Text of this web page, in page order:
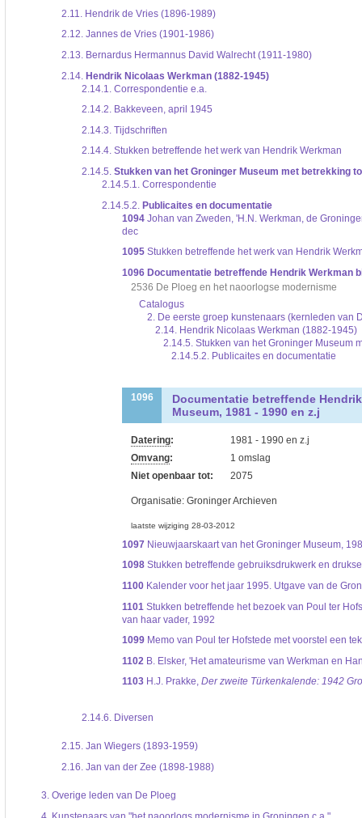
2.11.Hendrik de Vries (1896-1989)
2.12.Jannes de Vries (1901-1986)
2.13.Bernardus Hermannus David Walrecht (1911-1980)
2.14. Hendrik Nicolaas Werkman (1882-1945)
2.14.1.
Correspondentie e.a.
2.14.2.Bakkeveen, april 1945
2.14.3. Tijdschriften
2.14.4.Stukken betreffende het werk van Hendrik Werkman
2.14.5. Stukken van het Groninger Museum met betrekking
2.14.5.1.Correspondentie
2.14.5.2. Publicaites en documentatie
1094Johan van Zweden, 'H.N. Werkman, de
dec
1095Stukken betreffende het werk van Hendrik
1096 Documentatie betreffende Hendrik Werkman
2536 De Ploeg en het naoorlogse modernisme
Catalogus
2. De eerste groep kunstenaars (kernleden van
2.14. Hendrik Nicolaas Werkman (1882-1945)
2.14.5. Stukken van het Groninger Museum
2.14.5.2. Publicaites en documentatie
1096
Documentatie betreffende
Museum, 1981 - 1990 en z.j
Datering:
1981 - 1990 en z.j
Omvang:
1 omslag
Niet openbaar tot:
2075
Organisatie: Groninger Archieven
laatste wijziging 28-03-2012
1097Nieuwjaarskaart van het Groninger Museum,
1098Stukken betreffende gebruiksdrukwerk en
1100Kalender voor het jaar 1995. Utgave van de
1101 Stukken betreffende het bezoek van Poul ter
van haar vader, 1992
1099Memo van Poul ter Hofstede met voorstel een
1102 B. Elsker, 'Het amateurisme van Werkman en
1103H.J. Prakke,Der zweite Türkenkalende: 1942
2.14.6.Diversen
2.15.Jan Wiegers (1893-1959)
2.16.Jan van der Zee (1898-1988)
3.Overige leden van De Ploeg